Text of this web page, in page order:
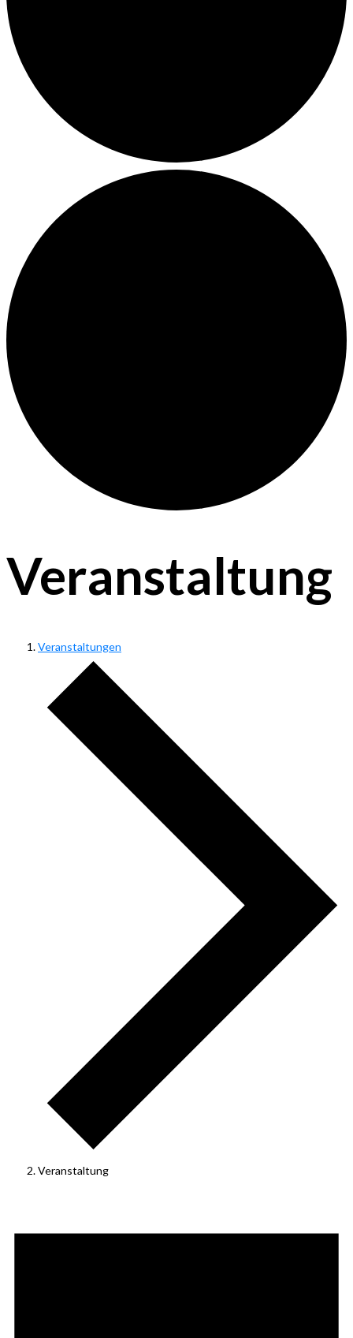
Veranstaltung
Veranstaltungen
Veranstaltung
Veranstaltungen